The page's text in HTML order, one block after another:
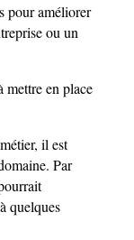
pour améliorer
ou un
mettre en place
il est
Par
quelques